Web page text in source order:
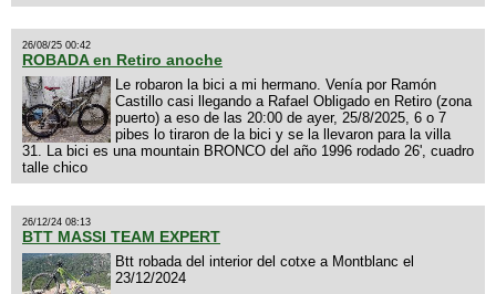
26/08/25 00:42
ROBADA en Retiro anoche
Le robaron la bici a mi hermano. Venía por Ramón
Castillo casi llegando a Rafael Obligado en Retiro (zona
puerto) a eso de las 20:00 de ayer, 25/8/2025, 6 o 7
pibes lo tiraron de la bici y se la llevaron para la villa
31. La bici es una mountain BRONCO del año 1996 rodado 26', cuadro
talle chico
26/12/24 08:13
BTT MASSI TEAM EXPERT
Btt robada del interior del cotxe a Montblanc el
23/12/2024